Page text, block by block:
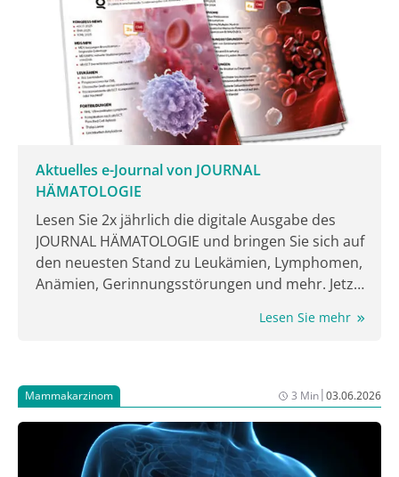
fortgeführten AI‑Kombination [1]. Bei der
Jahrestagung der American Society of Clinical
Oncology (ASCO) 2026 wurden die finalen Daten zum
sekundären Endpunkt PFS2 vorgestellt, der auch die
nachfolgende Therapielinie umfasst. Der frühzeitige
Erstlinienswitch von AI auf Camizestrant bei neu
aufgetretener ESR1-Mutation verlängerte signifikant
hinweg [2].
Aktuelles e-Journal von JOURNAL
HÄMATOLOGIE
Lesen Sie 2x jährlich die digitale Ausgabe des
JOURNAL HÄMATOLOGIE und bringen Sie sich auf
den neuesten Stand zu Leukämien, Lymphomen,
Anämien, Gerinnungsstörungen und mehr. Jetzt
Lesen Sie mehr
Mammakarzinom 3 Min|03.06.2026